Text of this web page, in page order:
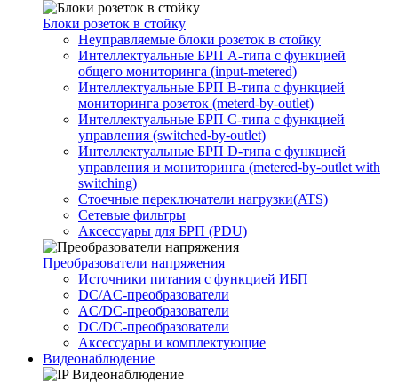
Блоки розеток в стойку
Неуправляемые блоки розеток в стойку
Интеллектуальные БРП А-типа с функцией
общего мониторинга (input-metered)
Интеллектуальные БРП B-типа с функцией
мониторинга розеток (meterd-by-outlet)
Интеллектуальные БРП C-типа с функцией
управления (switched-by-outlet)
Интеллектуальные БРП D-типа с функцией
управления и мониторинга (metered-by-outlet with
switching)
Стоечные переключатели нагрузки(ATS)
Сетевые фильтры
Аксессуары для БРП (PDU)
Преобразователи напряжения
Источники питания c функцией ИБП
DC/AC-преобразователи
AC/DC-преобразователи
DC/DC-преобразователи
Аксессуары и комплектующие
Видеонаблюдение